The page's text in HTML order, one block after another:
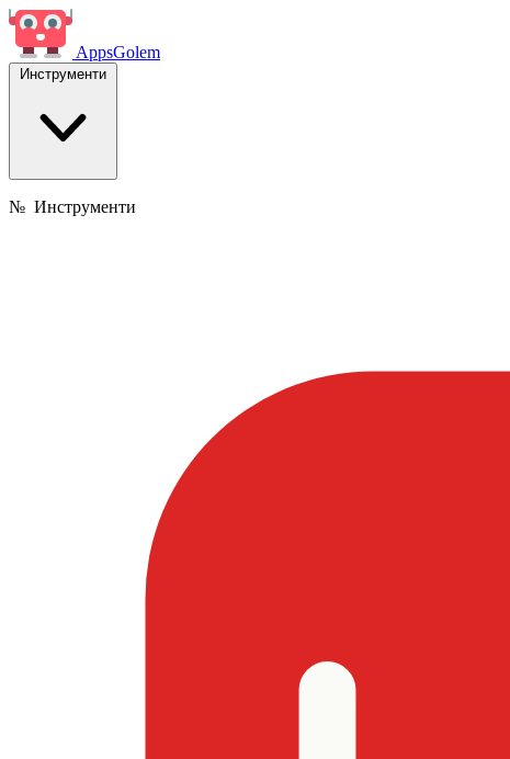
AppsGolem
Инструменти
№ Инструменти